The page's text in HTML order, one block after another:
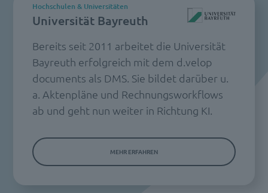
Universität Bayreuth
Hochschulen & Universitäten
Bereits seit 2011 arbeitet die Universität
Bayreuth erfolgreich mit dem d.velop
documents als DMS. Sie bildet darüber u.
a. Aktenpläne und Rechnungsworkflows
ab und geht nun weiter in Richtung KI.
MEHR ERFAHREN